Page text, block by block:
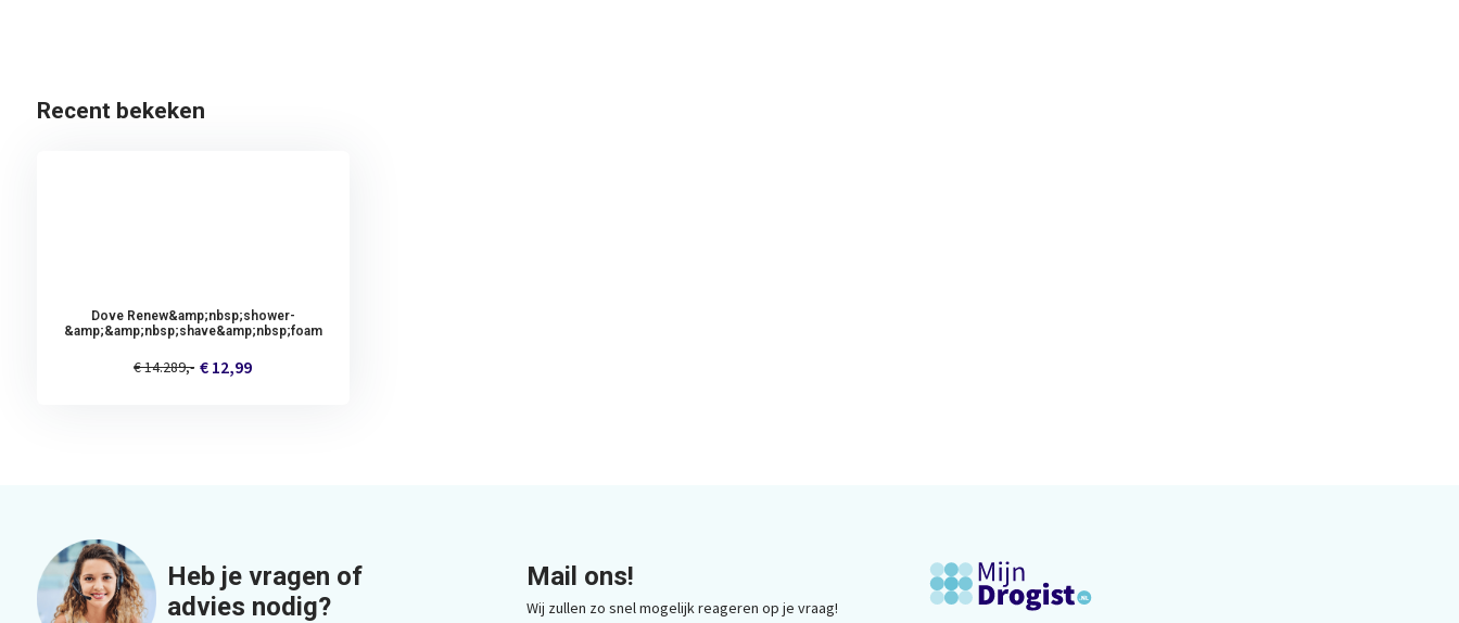
Recent bekeken
Dove Renew&amp;nbsp;shower-
&amp;&amp;nbsp;shave&amp;nbsp;foam
€ 14.289,- € 12,99
Heb je vragen of
advies nodig?
Mail ons!
Wij zullen zo snel mogelijk reageren op je vraag!